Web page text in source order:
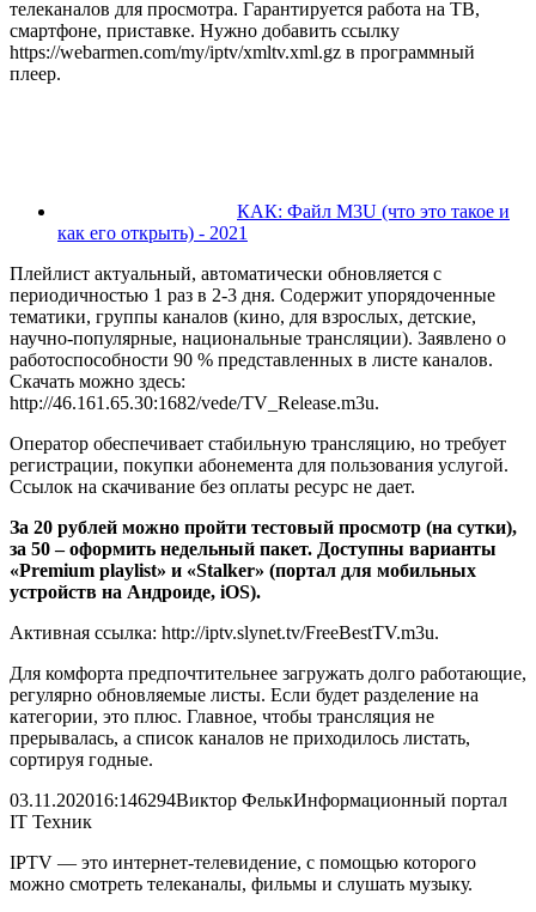
телеканалов для просмотра. Гарантируется работа на ТВ,
смартфоне, приставке. Нужно добавить ссылку
https://webarmen.com/my/iptv/xmltv.xml.gz в программный
плеер.
КАК: Файл M3U (что это такое и
как его открыть) - 2021
Плейлист актуальный, автоматически обновляется с
периодичностью 1 раз в 2-3 дня. Содержит упорядоченные
тематики, группы каналов (кино, для взрослых, детские,
научно-популярные, национальные трансляции). Заявлено о
работоспособности 90 % представленных в листе каналов.
Скачать можно здесь:
http://46.161.65.30:1682/vede/TV_Release.m3u.
Оператор обеспечивает стабильную трансляцию, но требует
регистрации, покупки абонемента для пользования услугой.
Ссылок на скачивание без оплаты ресурс не дает.
За 20 рублей можно пройти тестовый просмотр (на сутки),
за 50 – оформить недельный пакет. Доступны варианты
«Premium playlist» и «Stalker» (портал для мобильных
устройств на Андроиде, iOS).
Активная ссылка: http://iptv.slynet.tv/FreeBestTV.m3u.
Для комфорта предпочтительнее загружать долго работающие,
регулярно обновляемые листы. Если будет разделение на
категории, это плюс. Главное, чтобы трансляция не
прерывалась, а список каналов не приходилось листать,
сортируя годные.
03.11.202016:146294Виктор ФелькИнформационный портал
IT Техник
IPTV — это интернет-телевидение, с помощью которого
можно смотреть телеканалы, фильмы и слушать музыку.